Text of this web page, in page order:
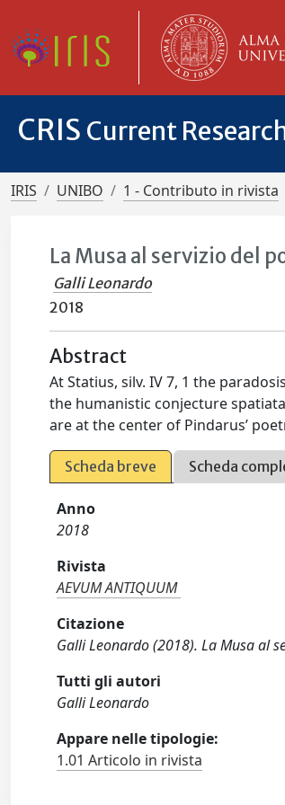
CRIS Current
IRIS UNIBO 1 - Contributo in rivista
La Musa al servizio del
Galli Leonardo
2018
Abstract
At Statius, silv. IV 7, 1 the
the humanistic conjecture
are at the center of Pindarus’
Scheda breve Scheda
Anno
2018
Rivista
AEVUM ANTIQUUM
Citazione
Galli Leonardo (2018). La Musa al
Tutti gli autori
Galli Leonardo
Appare nelle tipologie:
1.01 Articolo in rivista